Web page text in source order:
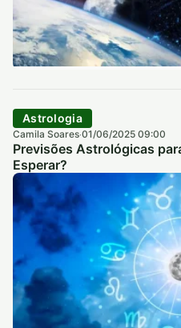
Astrologia
Camila Soares·01/06/2025 09:00
Previsões Astrológicas
Esperar?